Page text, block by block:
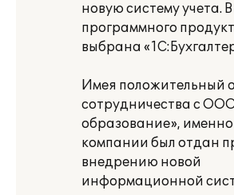
новую систему учета.
программного
выбрана
Имея положительный
сотрудничества с
образование», именно
компании был отдан
внедрению новой
информационной